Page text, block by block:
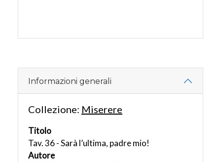
Informazioni generali
Collezione: Miserere
Titolo
Tav. 36 - Sarà l’ultima, padre mio!
Autore